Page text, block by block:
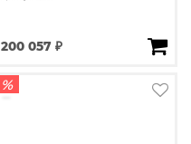
200 057 ₽
%